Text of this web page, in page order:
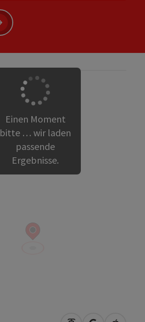
Einen Moment
bitte … wir laden
passende
Ergebnisse.